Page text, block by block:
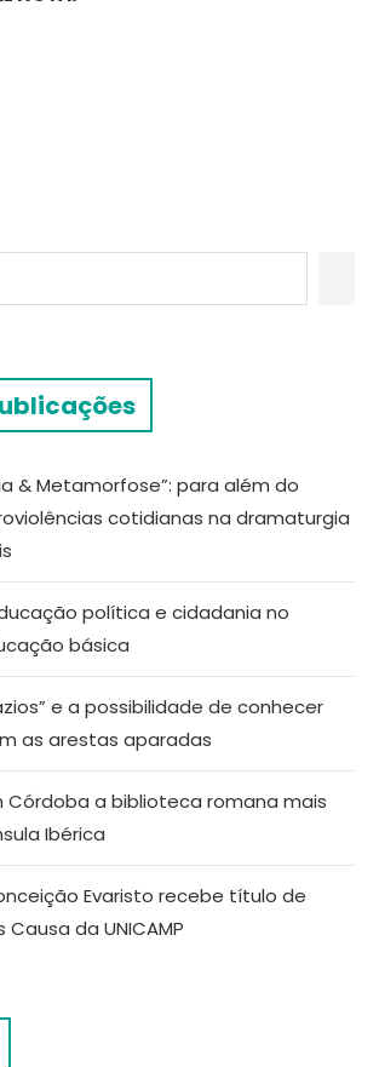
& Metamorfose”: para além do
cotidianas na dramaturgia
política e cidadania no
básica
e a possibilidade de conhecer
as arestas aparadas
Córdoba a biblioteca romana mais
Ibérica
Evaristo recebe título de
da UNICAMP